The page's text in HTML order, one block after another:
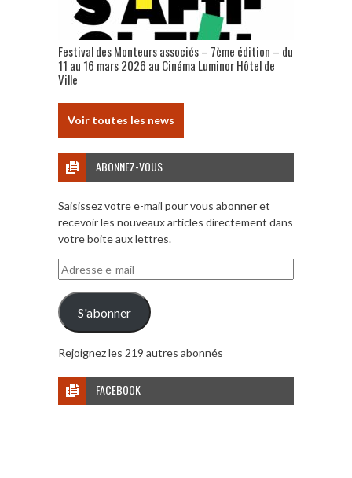
Festival des Monteurs associés – 7ème édition – du
11 au 16 mars 2026 au Cinéma Luminor Hôtel de
Ville
Voir toutes les news
ABONNEZ-VOUS
Saisissez votre e-mail pour vous abonner et
recevoir les nouveaux articles directement dans
votre boite aux lettres.
Adresse
e-
mail
S'abonner
Rejoignez les 219 autres abonnés
FACEBOOK